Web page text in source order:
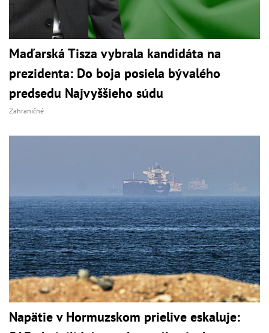
Maďarská Tisza vybrala kandidáta na
prezidenta: Do boja posiela bývalého
predsedu Najvyššieho súdu
Zahraničné
Napätie v Hormuzskom prielive eskaluje: